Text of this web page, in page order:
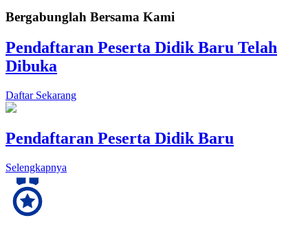
Bergabunglah Bersama Kami
Pendaftaran Peserta Didik Baru Telah
Dibuka
Daftar Sekarang
Pendaftaran Peserta Didik Baru
Selengkapnya